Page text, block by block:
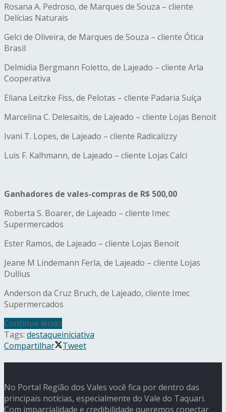
Rosana A. Pedroso, de Marques de Souza – cliente
Delícias Naturais
Gelci de Oliveira, de Marques de Souza – cliente Ótica
Brasil
Delmidia Bergmann Foletto, de Lajeado – cliente Arla
Cooperativa
Eliana Leitzke Fiss, de Pelotas – cliente Padaria Suíça
Marcelina C. Delesaitis, de Lajeado – cliente Lojas Benoit
Ivani T. Lopes, de Lajeado – cliente Radicalizzy
Luis F. Kalhmann, de Lajeado – cliente Lojas Calci
Ganhadores de vales-compras de R$ 500,00
Roberta S. Boarer, de Lajeado – cliente Imec
Supermercados
Ester Ramos, de Lajeado – cliente Lojas Benoit
Jeane M Lindemann Ferla, de Lajeado – cliente Lojas
Dullius
Anderson da Cruz Bruch, de Lajeado, cliente Imec
Supermercados
Continue lendo
Tags: destaqueiniciativa
Compartilhar
Tweet
No Portal Região dos Vales você fica por dentro das
principais notícias, especialmente do Vale do Taquari.
Com imparcialidade e credibilidade queremos conectar